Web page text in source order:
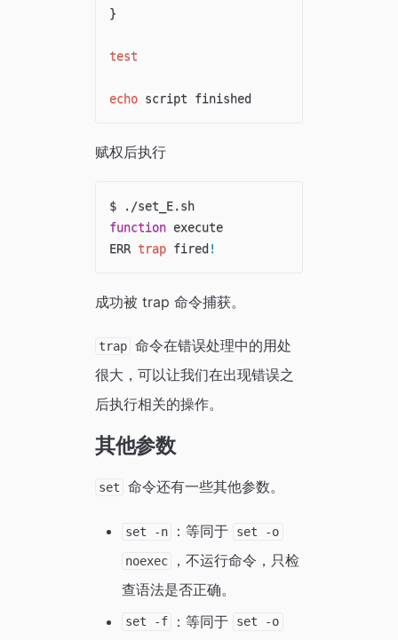
}
test
echo
赋权后执行
function execute
ERR trap fired !
成功被 trap 命令捕获。
trap 命令在错误处理中的用处
很大，可以让我们在出现错误之
后执行相关的操作。
其他参数
set 命令还有一些其他参数。
set -n ：等同于 set -o
noexec
，不运行命令，只检
查语法是否正确。
set -f ：等同于 set -o